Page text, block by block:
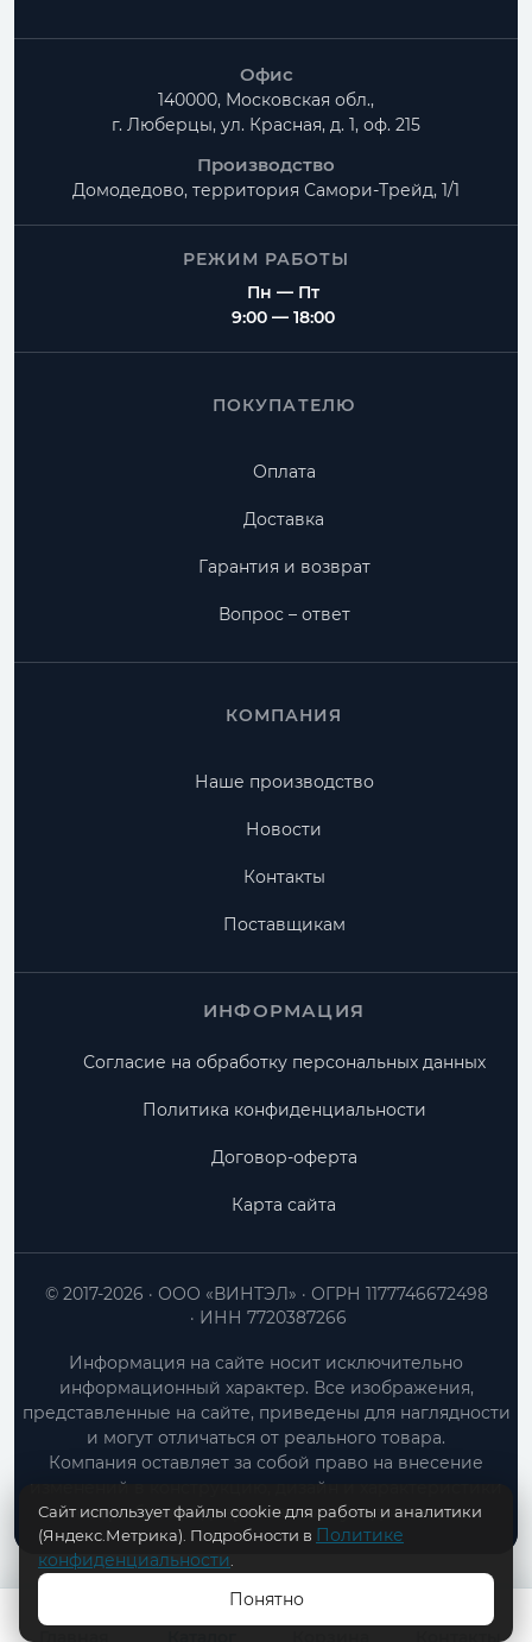
В КОРЗИНУ
Офис
140000, Московская обл.,
г. Люберцы, ул. Красная, д. 1, оф. 215
Производство
Домодедово, территория Самори-Трейд, 1/1
РЕЖИМ РАБОТЫ
Пн — Пт
9:00 — 18:00
ПОКУПАТЕЛЮ
Оплата
Доставка
Гарантия и возврат
Вопрос – ответ
КОМПАНИЯ
Наше производство
Новости
Контакты
Поставщикам
ИНФОРМАЦИЯ
Согласие на обработку персональных данных
Политика конфиденциальности
Договор-оферта
Карта сайта
ООО «ВИНТЭЛ»
ОГРН 1177746672498
ИНН 7720387266
© 2017-2026
Информация на сайте носит исключительно
информационный характер. Все изображения,
представленные на сайте, приведены для наглядности
и могут отличаться от реального товара.
Компания оставляет за собой право на внесение
изменений в конструкцию, дизайн и характеристики
товара без предварительного уведомления.
Сайт использует файлы cookie для работы и аналитики
(Яндекс.Метрика). Подробности в Политике
конфиденциальности
Понятно
Контакты